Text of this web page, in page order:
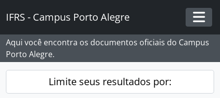
IFRS - Campus Porto Alegre
Aqui você encontra os documentos oficiais do Campus
Porto Alegre.
Limite seus resultados por: